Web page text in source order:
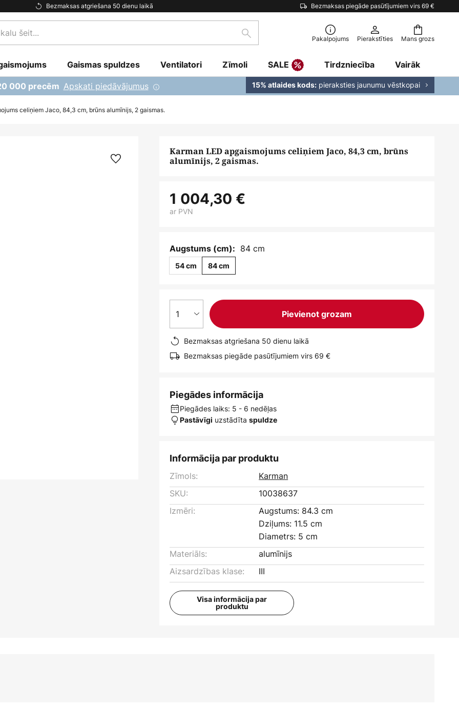
Bezmaksas atgriešana 50 dienu laikā Bezmaksas piegāde pasūtījumiem virs 69 €
Mans grozs
Meklēšana Pakalpojums Pierakstīties
Gaismas spuldzes Ventilatori Zīmoli SALE Tirdzniecība Vairāk
000 precēm Apskati piedāvājumus 15% atlaides kods: pieraksties jaunumu vēstkopai
celiņiem Jaco, 84,3 cm, brūns alumīnijs, 2 gaismas.
Karman LED apgaismojums celiņiem Jaco, 84,3 cm, brūns
alumīnijs, 2 gaismas.
1 004,30 €
ar PVN
Augstums (cm): 84 cm
54 cm 84 cm
1 Pievienot grozam
Bezmaksas atgriešana 50 dienu laikā
Bezmaksas piegāde pasūtījumiem virs 69 €
Piegādes informācija
Piegādes laiks: 5 - 6 nedēļas
Pastāvīgi uzstādītaspuldze
Informācija par produktu
Zīmols:
Karman
SKU:
10038637
Izmēri:
Augstums: 84.3 cm
Dziļums: 11.5 cm
Diametrs: 5 cm
Materiāls:
alumīnijs
Aizsardzības klase:
III
Visa informācija par
produktu